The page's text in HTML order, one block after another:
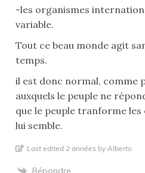
-les organismes
variable.
Tout ce beau monde agit
temps.
il est donc normal, comme
auxquels le peuple ne
que le peuple tranforme
lui semble.
Last edited 2 années by Alberto
Répondre